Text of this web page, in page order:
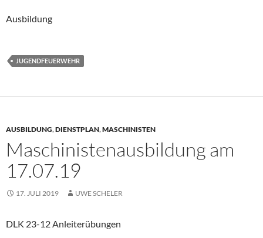
Ausbildung
JUGENDFEUERWEHR
AUSBILDUNG,DIENSTPLAN,MASCHINISTEN
Maschinistenausbildung am
17.07.19
17. JULI 2019 UWE SCHELER
DLK 23-12 Anleiterübungen